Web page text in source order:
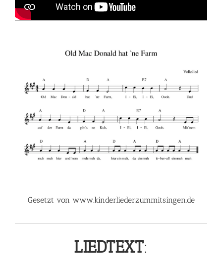
Gesetzt von www.kinderliederzummitsingen.de
LIEDTEXT: